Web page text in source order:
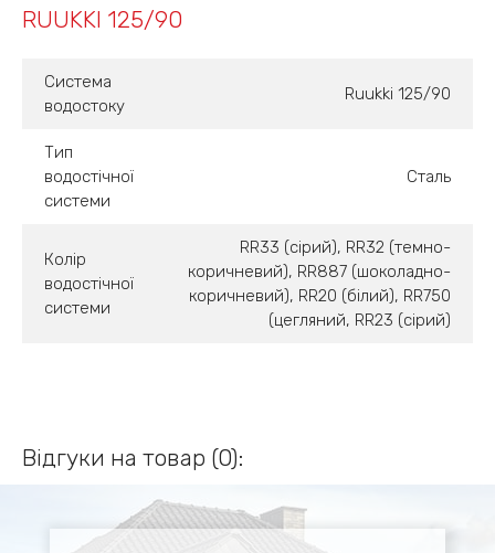
RUUKKI 125/90
Система
водостоку
Ruukki 125/90
Тип
водостічної
системи
Сталь
Колір
водостічної
системи
RR33 (сірий), RR32 (темно-
коричневий), RR887 (шоколадно-
коричневий), RR20 (білий), RR750
(цегляний, RR23 (сірий)
Відгуки на товар (0):